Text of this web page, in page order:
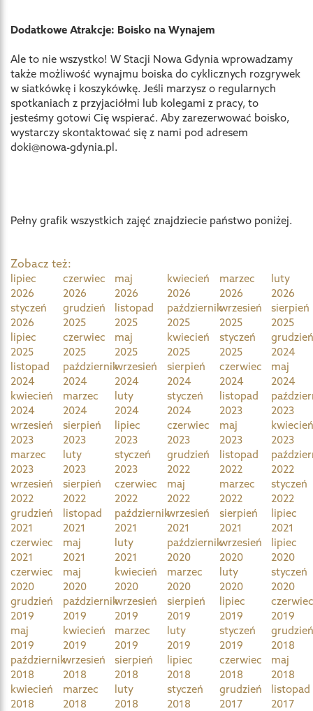
Dodatkowe Atrakcje: Boisko na Wynajem
Ale to nie wszystko! W Stacji Nowa Gdynia wprowadzamy
także możliwość wynajmu boiska do cyklicznych rozgrywek
w siatkówkę i koszykówkę. Jeśli marzysz o regularnych
spotkaniach z przyjaciółmi lub kolegami z pracy, to
jesteśmy gotowi Cię wspierać. Aby zarezerwować boisko,
wystarczy skontaktować się z nami pod adresem
doki@nowa-gdynia.pl.
Pełny grafik wszystkich zajęć znajdziecie państwo poniżej.
Zobacz też:
lipiec
2026
czerwiec
2026
maj
2026
kwiecień
2026
marzec
2026
luty
2026
styczeń
2026
grudzień
2025
listopad
2025
październik
2025
wrzesień
2025
sierpień
2025
lipiec
2025
czerwiec
2025
maj
2025
kwiecień
2025
styczeń
2025
2024
listopad
2024
październik
2024
wrzesień
2024
sierpień
2024
czerwiec
2024
maj
2024
kwiecień
2024
marzec
2024
luty
2024
styczeń
2024
listopad
2023
2023
wrzesień
2023
sierpień
2023
lipiec
2023
czerwiec
2023
maj
2023
2023
marzec
2023
luty
2023
styczeń
2023
grudzień
2022
listopad
2022
2022
wrzesień
2022
sierpień
2022
czerwiec
2022
maj
2022
marzec
2022
styczeń
2022
grudzień
2021
listopad
2021
październik
2021
wrzesień
2021
sierpień
2021
lipiec
2021
czerwiec
2021
maj
2021
luty
2021
październik
2020
wrzesień
2020
lipiec
2020
czerwiec
2020
maj
2020
kwiecień
2020
marzec
2020
luty
2020
styczeń
2020
grudzień
2019
październik
2019
wrzesień
2019
sierpień
2019
lipiec
2019
2019
maj
2019
kwiecień
2019
marzec
2019
luty
2019
styczeń
2019
2018
październik
2018
wrzesień
2018
sierpień
2018
lipiec
2018
czerwiec
2018
maj
2018
kwiecień
2018
marzec
2018
luty
2018
styczeń
2018
grudzień
2017
listopad
2017